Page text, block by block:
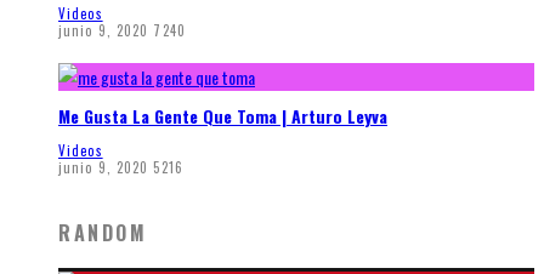
Videos
junio 9, 2020 7240
Me Gusta La Gente Que Toma | Arturo Leyva
Videos
junio 9, 2020 5216
RANDOM